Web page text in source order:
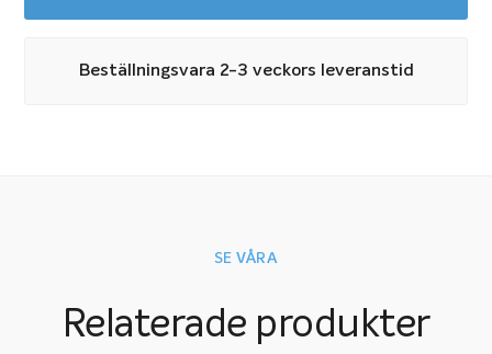
Beställningsvara 2-3 veckors leveranstid
SE VÅRA
Relaterade produkter